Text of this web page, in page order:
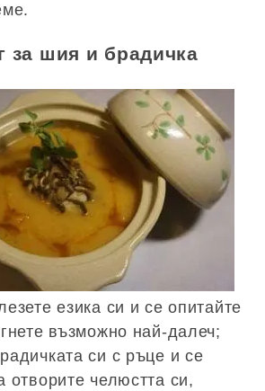
за шия и брадичка
езика си и се опитайте
възможно най-далеч;
си с ръце и се
отворите челюстта си,